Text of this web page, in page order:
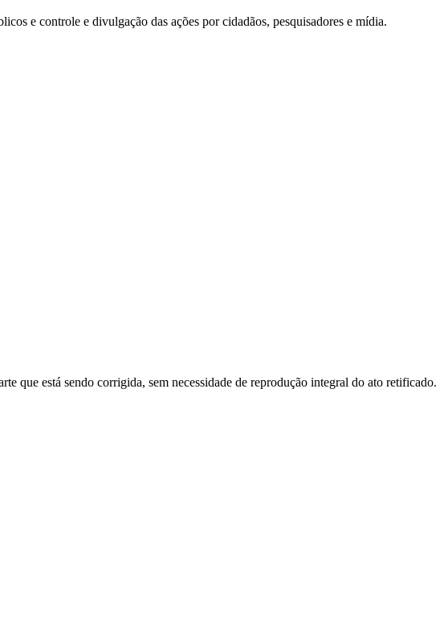
e controle e divulgação das ações por cidadãos, pesquisadores e mídia.
que está sendo corrigida, sem necessidade de reprodução integral do ato retificado.